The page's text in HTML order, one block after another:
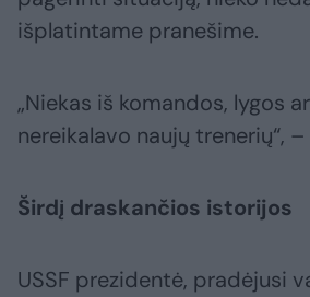
išplatintame pranešime.
„Niekas iš komandos, lygos
nereikalavo naujų trenerių“,
Širdį draskančios istorijos
USSF prezidentė, pradėjusi